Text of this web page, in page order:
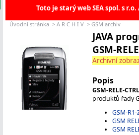
Toto je starý web SEA spol. s
Úvodní stránka > A R C H I V > GSM archiv
JAVA
GSM-
Archivní
Popis
GSM-RELE-CTRL
produktů řady
GSM-R1-
GSM
GSM